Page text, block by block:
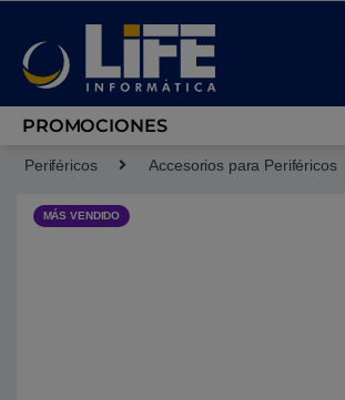
PROMOCIONES
Periféricos Accesorios para Periféricos
MÁS VENDIDO